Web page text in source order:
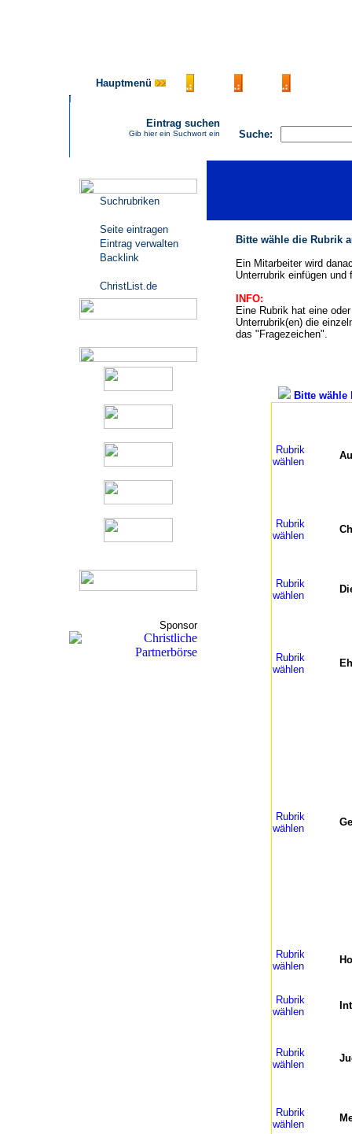
Hauptmenü
Suche:
Eintrag suchen
Gib hier ein Suchwort ein
Suchrubriken
Seite eintragen
Eintrag verwalten
Backlink
ChristList.de
Sponsor
Bitte wähle die Rubrik
Ein Mitarbeiter wird
Unterrubrik einfügen und
INFO:
Eine Rubrik hat eine
Unterrubrik(en) die
das "Fragezeichen".
Bitte wähle
Rubrik
wählen
Rubrik
wählen
Rubrik
wählen
Rubrik
wählen
Rubrik
wählen
Rubrik
wählen
Rubrik
wählen
Rubrik
wählen
Rubrik
wählen